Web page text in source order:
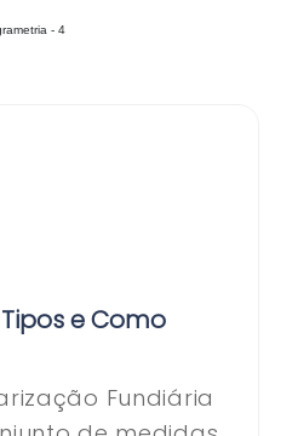
Tipos e Como
Fundiária